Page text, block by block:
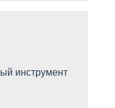
инструмент